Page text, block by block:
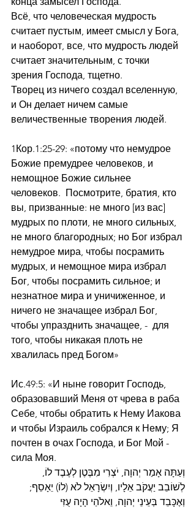
Всё, что человеческая мудрость
считает пустым, имеет смысл у Бога,
и наоборот, все, что мудрость людей
считает значительным, с точки
зрения Господа, тщетно.
Творец из ничего создал вселенную,
и Он делает ничем самые
величественные творения людей.
1Кор.1:25-29: «потому что немудрое
Божие премудрее человеков, и
немощное Божие сильнее
человеков.  Посмотрите, братия, кто
вы, призванные: не много [из вас]
мудрых по плоти, не много сильных,
не много благородных; но Бог избрал
немудрое мира, чтобы посрамить
мудрых, и немощное мира избрал
Бог, чтобы посрамить сильное; и
незнатное мира и уничиженное, и
ничего не значащее избрал Бог,
чтобы упразднить значащее, -  для
того, чтобы никакая плоть не
хвалилась пред Богом»
Ис.49:5: «И ныне говорит Господь,
образовавший Меня от чрева в раба
Себе, чтобы обратить к Нему Иакова
и чтобы Израиль собрался к Нему; Я
почтен в очах Господа, и Бог Мой -
сила Моя.
וְעַתָּה אָמַר יְהוָה, יֹצְרִי מִבֶּטֶן לְעֶבֶד לוֹ,
לְשׁוֹבֵב יַעֲקֹב אֵלָיו, וְיִשְׂרָאֵל לֹא (לוֹ) יֵאָסֵף;
וְאֶכָּבֵד בְּעֵינֵי יְהוָה, וֵאלֹהַי הָיָה עֻזִּי